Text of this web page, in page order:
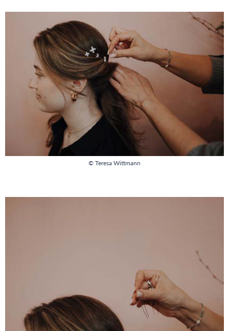
© Teresa Wittmann